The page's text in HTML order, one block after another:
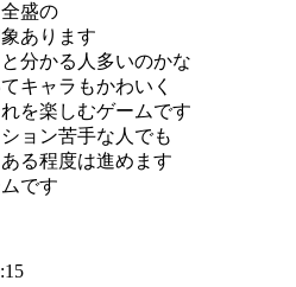
盛の
あります
分かる人多いのかな
キャラもかわいく
を楽しむゲームです
ョン苦手な人でも
る程度は進めます
です